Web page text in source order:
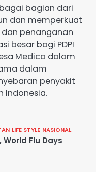
bagian dari
dan memperkuat
penanganan
besar bagi PDPI
Medica dalam
dalam
penyakit
Indonesia.
LIFE STYLE NASIONAL
, World Flu Days